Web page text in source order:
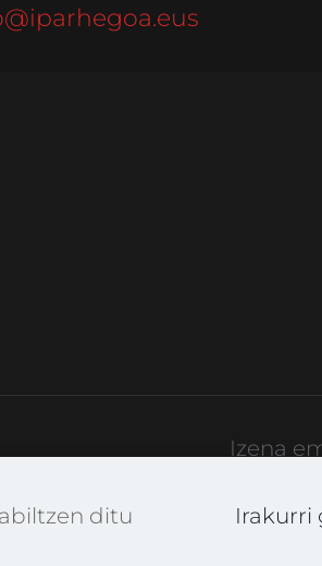
Izena
ditu Irakurri